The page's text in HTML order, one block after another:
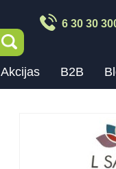
6 30 30
Akcijas B2B